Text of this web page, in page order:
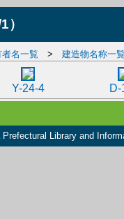
）
者名一覧 > 建造物名称一覧
Y-24-4 D-
Library and